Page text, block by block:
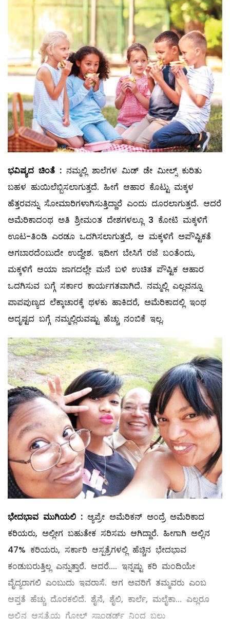
ಭವಿಷ್ಯದ ಚಿಂತೆ : ನಮ್ಮಲ್ಲಿ ಶಾಲೆಗಳ ಮಿಡ್‌ ಡೇ ಮೀಲ್ಸ್ ಕುರಿತು
ಬಹಳ ಹುಯಿಲೆಬ್ಬಿಸಲಾಗುತ್ತದೆ. ಹೀಗೆ ಆಹಾರ ಕೊಟ್ಟು ಮಕ್ಕಳ
ಹೆತ್ತರವನ್ನು ಸೋಮಾರಿಗಳಾಗಿಸುತ್ತಿದ್ದಾರೆ ಎಂದು ದೂರಲಾಗುತ್ತದೆ. ಆದರೆ
ಅಮೆರಿಕಾದಂಥ ಅತಿ ಶ್ರೀಮಂತ ದೇಶಗಳಲ್ಲೂ 3 ಕೋಟಿ ಮಕ್ಕಳಿಗೆ
ಊಟ-ತಿಂಡಿ ಎರಡೂ ಒದಗಿಸಲಾಗುತ್ತದೆ, ಆ ಮಕ್ಕಳಿಗೆ ಅಪೌಷ್ಟಿಕತೆ
ಆಗಬಾರದೆಂಬುದೇ ಉದ್ದೇಶ. ಇದೀಗ ಬೇಸಿಗೆ ರಜೆ ಬಂತೆಂದು,
ಮಕ್ಕಳಿಗೆ ಆಯಾ ಜಾಗದಲ್ಲೇ ಮನೆ ಬಳಿ ಉಚಿತ ಪೌಷ್ಟಿಕ ಆಹಾರ
ಒದಗಿಸುವ ಬಗ್ಗೆ ಸರ್ಕಾರ ಕಾರ್ಯಗತವಾಗಿದೆ. ನಮ್ಮಲ್ಲಿ ಎಲ್ಲವನ್ನೂ
ಪಾಪಪುಣ್ಯದ ಲೆಕ್ಕಾಚಾರಕ್ಕೆ ಥಳಕು ಹಾಕಿದರೆ, ಅಮೆರಿಕಾದಲ್ಲಿ ಇಂಥ
ಅದೃಷ್ಟದ ಬಗ್ಗೆ ನಮ್ಮಲ್ಲಿರುವಷ್ಟು ಹೆಚ್ಚು ನಂಬಿಕೆ ಇಲ್ಲ.
ಭೇದಭಾವ ಮುಗಿಯಲಿ : ಆ್ಯಪ್ರೇ ಅಮೆರಿಕನ್‌ ಅಂದ್ರೆ ಅಮೆರಿಕಾದ
ಕರಿಯರು, ಅಲ್ಲೀಗ ಬಹುತೇಕ ಸರಿಸಮ ಆಗಿದ್ದಾರೆ. ಹೀಗಾಗಿ ಅಲ್ಲಿನ
47% ಕರಿಯರು, ಸರ್ಕಾರಿ ಆಸ್ಪತ್ರೆಗಳಲ್ಲಿ ಹೆಚ್ಚಿನ ಭೇದಭಾವ
ಕಂಡುಬರುತ್ತಿಲ್ಲ ಎನ್ನುತ್ತಾರೆ. ಆದರೆ.... ಇನ್ನಷ್ಟು ಕರಿ ಮಂದಿಯೇ
ವೈದ್ಯರಾಗಲಿ ಎಂಬುದು ಇವರಾಸೆ. ಆಗ ಅವರಿಗೆ ತಮ್ಮವರು ಎಂಬ
ಆಪ್ತತೆ ಹೆಚ್ಚು ದೊರಕಲಿದೆ. ಶೈನೆ, ಶೈಲಿ, ಕಾರ್ಲೆ, ಮಲೈಕಾ... ಎಲ್ಲರೂ
ಅಲ್ಲಿನ ಆಸ್ಪತ್ರೆಯ ಗೋಲ್ಡ್ ಸ್ಟಾಂಡರ್ಡ್‌ ನಿಂದ ಬಲು